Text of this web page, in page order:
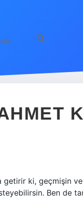
ki, geçmişin
Ben de